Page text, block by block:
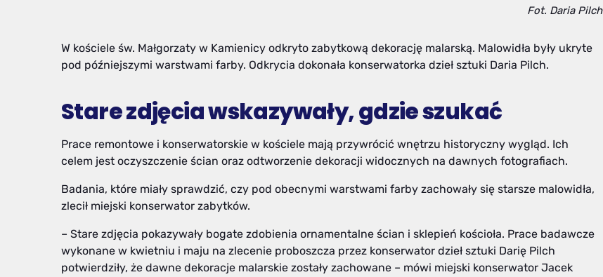
Fot. Daria Pilch
W kościele św. Małgorzaty w Kamienicy odkryto zabytkową dekorację malarską. Malowidła były ukryte
pod późniejszymi warstwami farby. Odkrycia dokonała konserwatorka dzieł sztuki Daria Pilch.
Stare zdjęcia wskazywały, gdzie szukać
Prace remontowe i konserwatorskie w kościele mają przywrócić wnętrzu historyczny wygląd. Ich
celem jest oczyszczenie ścian oraz odtworzenie dekoracji widocznych na dawnych fotografiach.
Badania, które miały sprawdzić, czy pod obecnymi warstwami farby zachowały się starsze malowidła,
zlecił miejski konserwator zabytków.
– Stare zdjęcia pokazywały bogate zdobienia ornamentalne ścian i sklepień kościoła. Prace badawcze
wykonane w kwietniu i maju na zlecenie proboszcza przez konserwator dzieł sztuki Darię Pilch
potwierdziły, że dawne dekoracje malarskie zostały zachowane – mówi miejski konserwator Jacek